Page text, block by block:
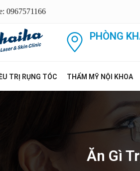
0967571166
PHÒNG
TRỊ RỤNG TÓC THẨM MỸ NỘI KHOA
Ăn Gì